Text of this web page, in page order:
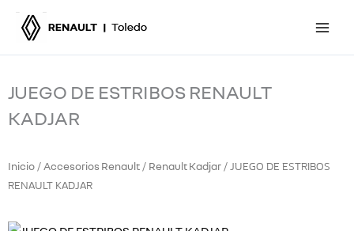
JUEGO DE ESTRIBOS RENAULT
KADJAR
Inicio / Accesorios Renault / Renault Kadjar / JUEGO DE ESTRIBOS
RENAULT KADJAR